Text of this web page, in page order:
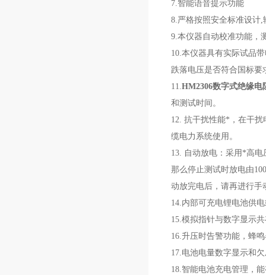
7.智能语音提示功能
8.严格按照安全标准设计,
9.本仪器自动校准功能，
10.本仪器具有实际试品
跌落电压是否符合国标
11.HM2306数字式绝缘电
和测试时间。
12. 抗干扰性能*，在干
缆电力系统使用。
13. 自动放电：采用*高
那么停止测试时放电由
动放完电后，请再进行手
14.内部可充电锂电池供
15.模拟指针与数字显示
16.升压时告警功能，蜂
17.电池电量数字显示和
18.智能电池充电管理，